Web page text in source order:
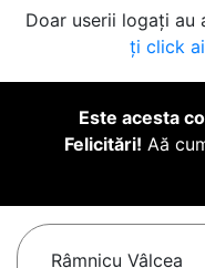
Doar userii logați au
ți click
Este acesta
Felicitări! Aă
Râmnicu Vâlcea